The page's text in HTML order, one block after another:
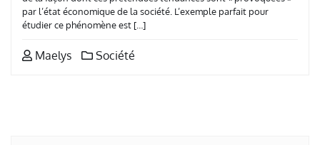
par l’état économique de la société. L’exemple parfait pour
étudier ce phénomène est […]
Maelys Société